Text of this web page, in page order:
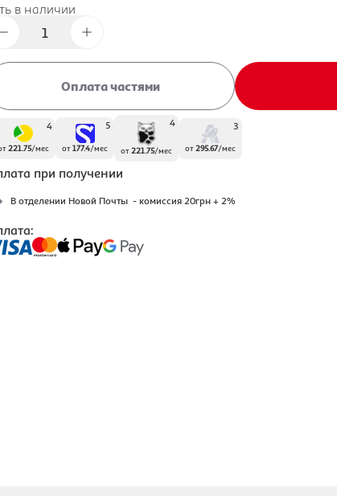
в наличии
Оплата частями
4
221.75/мес
5
от177.4/мес
4
от221.75/мес
3
от295.67/мес
при получении
В отделении Новой Почты - комиссия 20грн + 2%